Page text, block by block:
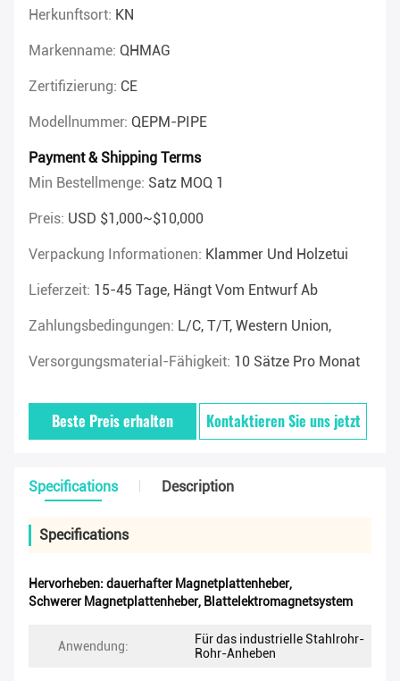
Herkunftsort: KN
Markenname: QHMAG
Zertifizierung: CE
Modellnummer: QEPM-PIPE
Payment & Shipping Terms
Min Bestellmenge: Satz MOQ 1
Preis: USD $1,000~$10,000
Verpackung Informationen: Klammer Und Holzetui
Lieferzeit: 15-45 Tage, Hängt Vom Entwurf Ab
Zahlungsbedingungen: L/C, T/T, Western Union,
Versorgungsmaterial-Fähigkeit: 10 Sätze Pro Monat
Beste Preis erhalten Kontaktieren Sie uns jetzt
Specifications Description
Specifications
Hervorheben: dauerhafter Magnetplattenheber,
Schwerer Magnetplattenheber, Blattelektromagnetsystem
Anwendung:
Für das industrielle Stahlrohr-
Rohr-Anheben